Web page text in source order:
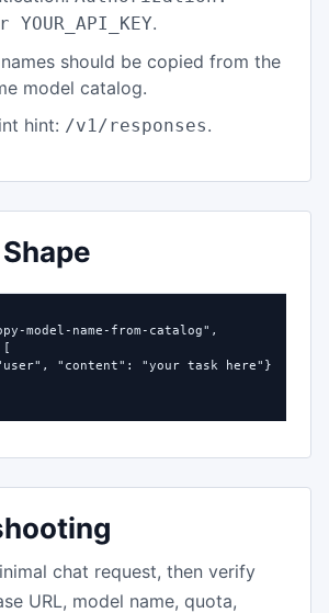
YOUR_API_KEY.
should be copied from the
model catalog.
hint: /v1/responses.
model-name-from-catalog",
"content": "your task here"}
chat request, then verify
URL, model name, quota,